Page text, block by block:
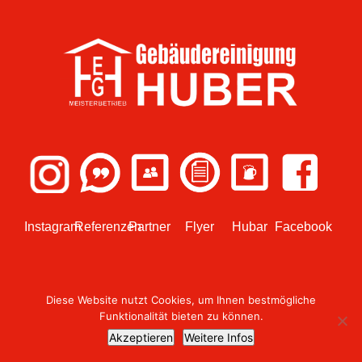
InstagramReferenzenPartner Flyer Hubar Facebook
© 2018 Design umgesetzt vonWEBish GmbH
Diese Website nutzt Cookies, um Ihnen bestmögliche
Funktionalität bieten zu können.
Akzeptieren Weitere Infos